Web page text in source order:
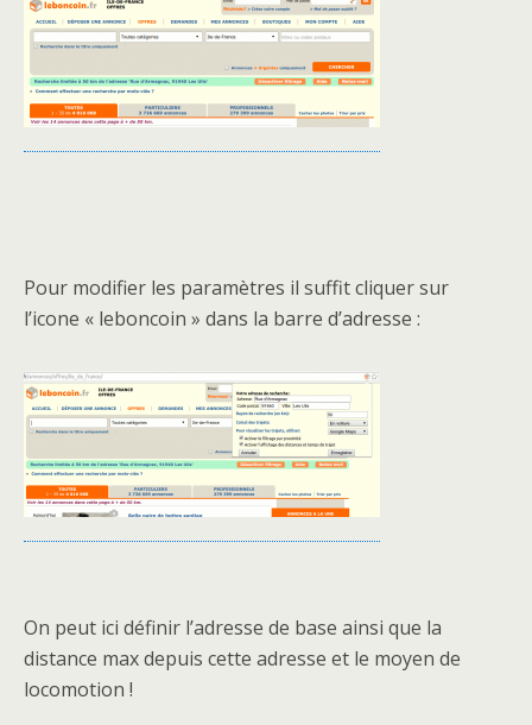
Pour modifier les paramètres il suffit cliquer sur
l’icone « leboncoin » dans la barre d’adresse :
On peut ici définir l’adresse de base ainsi que la
distance max depuis cette adresse et le moyen de
locomotion !